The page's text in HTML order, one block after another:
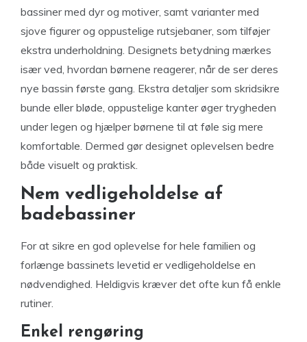
bassiner med dyr og motiver, samt varianter med
sjove figurer og oppustelige rutsjebaner, som tilføjer
ekstra underholdning. Designets betydning mærkes
især ved, hvordan børnene reagerer, når de ser deres
nye bassin første gang. Ekstra detaljer som skridsikre
bunde eller bløde, oppustelige kanter øger trygheden
under legen og hjælper børnene til at føle sig mere
komfortable. Dermed gør designet oplevelsen bedre
både visuelt og praktisk.
Nem vedligeholdelse af
badebassiner
For at sikre en god oplevelse for hele familien og
forlænge bassinets levetid er vedligeholdelse en
nødvendighed. Heldigvis kræver det ofte kun få enkle
rutiner.
Enkel rengøring